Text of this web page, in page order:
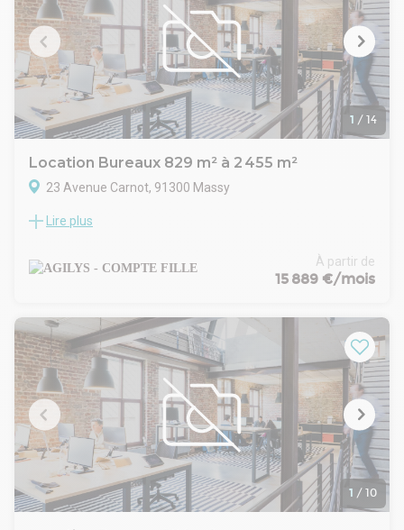
- Dépôt de garantie : 3 mois
- Loyers et charges : Trimestriels et d'avance
1 / 14
Location Bureaux 829 m² à 2 455 m²
23 Avenue Carnot, 91300 Massy
ILIADE (Paris-Saclay)
de Massy, AGILYS vous propose un ensemble de bureaux de
standing divisible.
Taxe bureaux : 4.01 € HT/HC/m²/an
- Type de bail : Commercial
- Durée : 3/6/9 ans
- Préavis : 3 mois
- Fiscalité : TVA
- Indice : ILAT
- Indexation : Annuelle, date prise effet
- Dépôt de garantie : 3 mois
- Loyers et charges : Trimestriels et d'avance
Lire plus
À partir de
15 889 €/mois
1 / 10